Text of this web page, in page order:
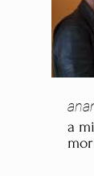
a
morira'